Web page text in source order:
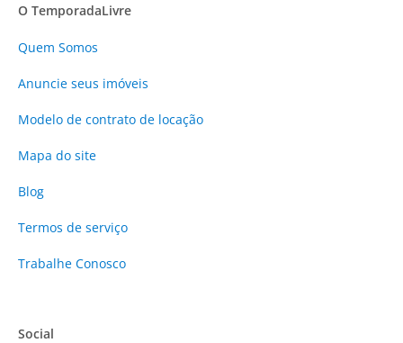
O TemporadaLivre
Quem Somos
Anuncie seus imóveis
Modelo de contrato de locação
Mapa do site
Blog
Termos de serviço
Trabalhe Conosco
Social